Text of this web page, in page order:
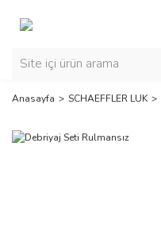
Anasayfa SCHAEFFLER LUK